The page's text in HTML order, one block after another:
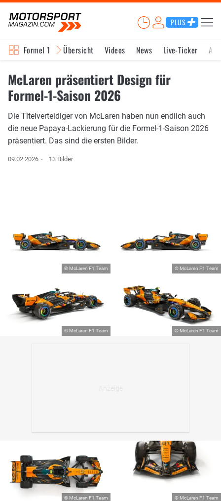
PLUS
Formel 1 Übersicht Videos News Live-Ticker
McLaren präsentiert Design für
Formel-1-Saison 2026
Die Titelverteidiger von McLaren haben nun endlich auch
die neue Papaya-Lackierung für die Formel-1-Saison 2026
präsentiert. Das sind die ersten Bilder.
09.02.2026 13 Bilder